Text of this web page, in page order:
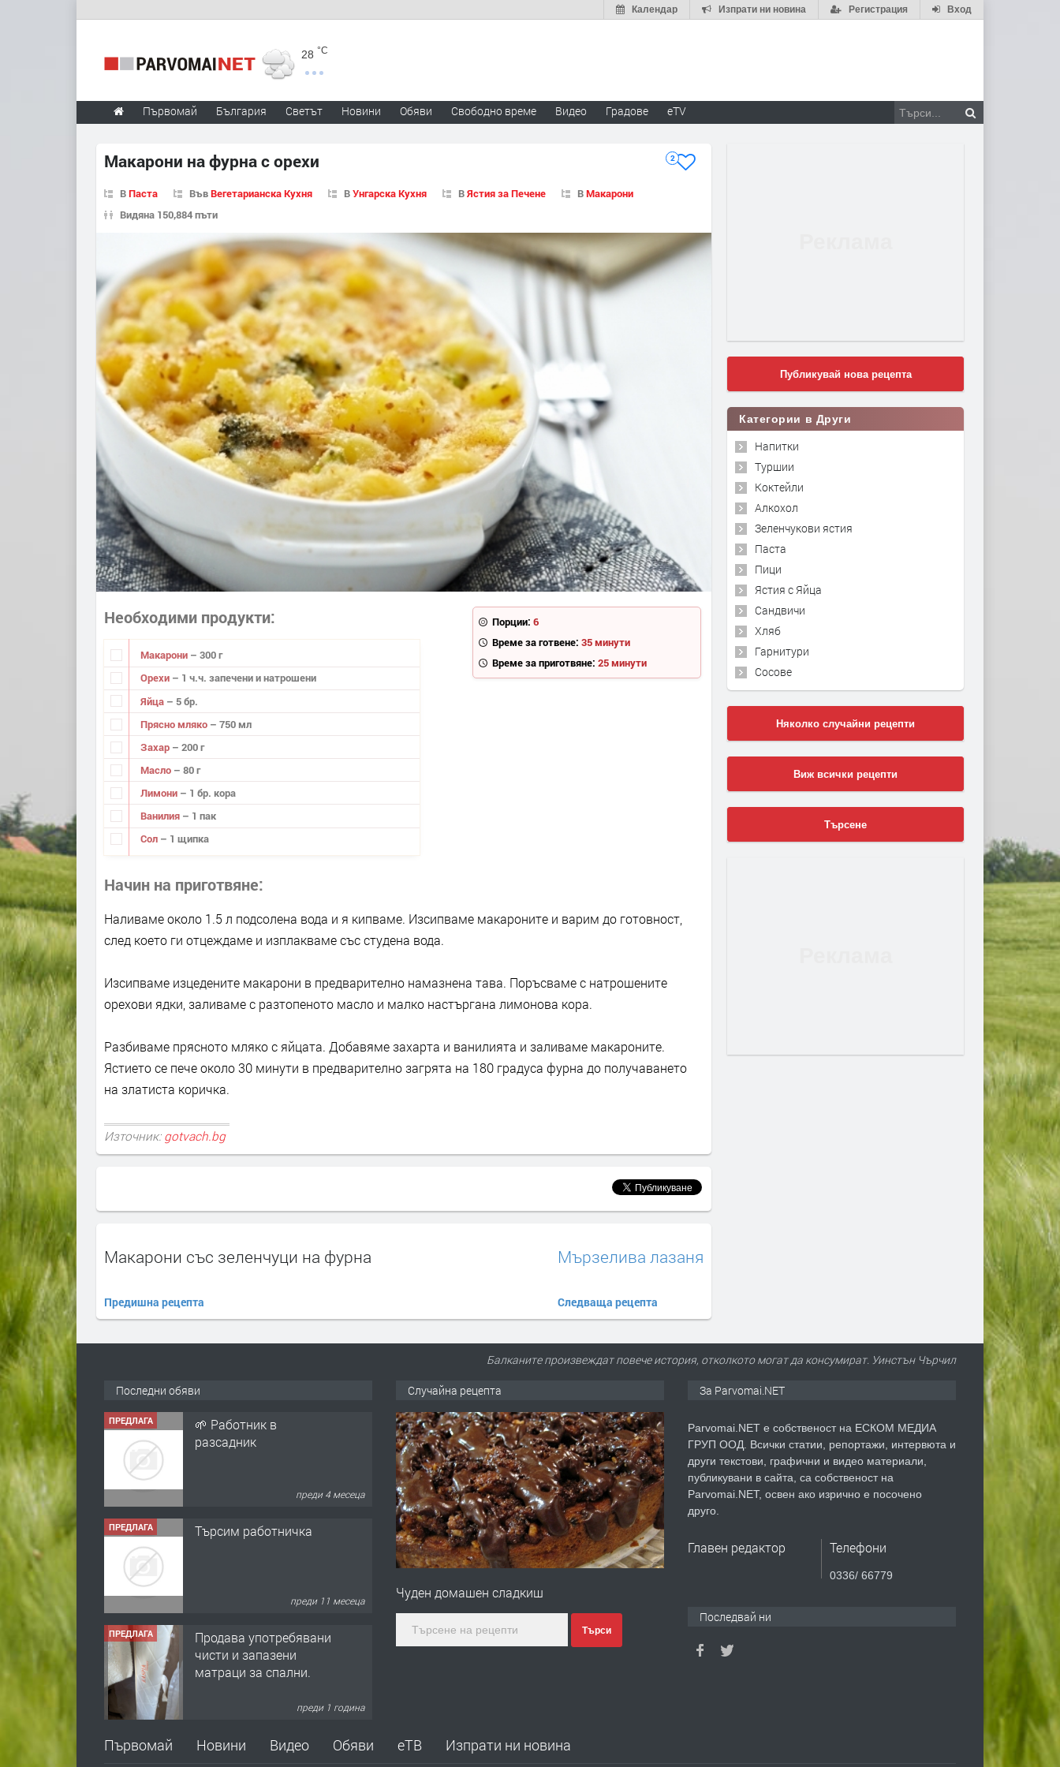
Вход
Регистрация
Изпрати ни новина
Календар
28 °C
Първомай България Светът Новини Обяви Свободно време Видео Градове eTV
Макарони на фурна с орехи 2
ВПаста ВъвВегетарианска Кухня ВУнгарска Кухня ВЯстия за Печене ВМакарони
Видяна 150,884 пъти
Порции: 6
Време за готвене: 35 минути
Време за приготвяне: 25 минути
Необходими продукти
Макарони – 300 г
Орехи – 1 ч.ч. запечени и натрошени
Яйца – 5 бр.
Прясно мляко – 750 мл
Захар – 200 г
Масло – 80 г
Лимони – 1 бр. кора
Ванилия – 1 пак
Сол – 1 щипка
Начин на приготвяне
Наливаме около 1.5 л подсолена вода и я кипваме. Изсипваме макароните и варим до готовност,
след което ги отцеждаме и изплакваме със студена вода.
Изсипваме изцедените макарони в предварително намазнена тава. Поръсваме с натрошените
орехови ядки, заливаме с разтопеното масло и малко настъргана лимонова кора.
Разбиваме прясното мляко с яйцата. Добавяме захарта и ванилията и заливаме макароните.
Ястието се пече около 30 минути в предварително загрята на 180 градуса фурна до получаването
на златиста коричка.
Източник: gotvach.bg
Макарони със зеленчуци на фурна
Предишна рецепта
Мързелива лазаня
Следваща рецепта
Публикувай нова рецепта
Категории в Други
Напитки
Туршии
Коктейли
Алкохол
Зеленчукови ястия
Паста
Пици
Ястия с Яйца
Сандвичи
Хляб
Гарнитури
Сосове
Няколко случайни рецепти
Виж всички рецепти
Търсене
Балканите произвеждат повече история, отколкото могат да консумират. Уинстън Чърчил
Последни обяви
ПРЕДЛАГА
🌱 Работник в
разсадник
преди 4 месеца
ПРЕДЛАГА Търсим работничка
преди 11 месеца
ПРЕДЛАГА
Продава употребявани
чисти и запазени
матраци за спални.
преди 1 година
ПРЕДЛАГА
Работа за общи
Случайна рецепта
Чуден домашен сладкиш
Търси
За Parvomai.NET
Parvomai.NET е собственост на ЕСКОМ МЕДИА
ГРУП ООД. Всички статии, репортажи, интервюта и
други текстови, графични и видео материали,
публикувани в сайта, са собственост на
Parvomai.NET, освен ако изрично е посочено
друго.
Главен редактор Телефони
0336/ 66779
Последвай ни
Първомай Новини Видео Обяви еТВ Изпрати ни новина